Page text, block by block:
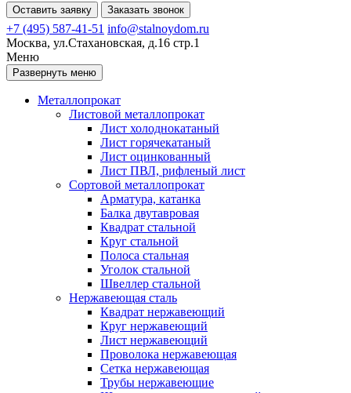
Оставить заявку Заказать звонок
+7 (495) 587-41-51 info@stalnoydom.ru
Москва, ул.Стахановская, д.16 стр.1
Меню
Развернуть меню
Металлопрокат
Листовой металлопрокат
Лист холоднокатаный
Лист горячекатаный
Лист оцинкованный
Лист ПВЛ, рифленый лист
Сортовой металлопрокат
Арматура, катанка
Балка двутавровая
Квадрат стальной
Круг стальной
Полоса стальная
Уголок стальной
Швеллер стальной
Нержавеющая сталь
Квадрат нержавеющий
Круг нержавеющий
Лист нержавеющий
Проволока нержавеющая
Сетка нержавеющая
Трубы нержавеющие